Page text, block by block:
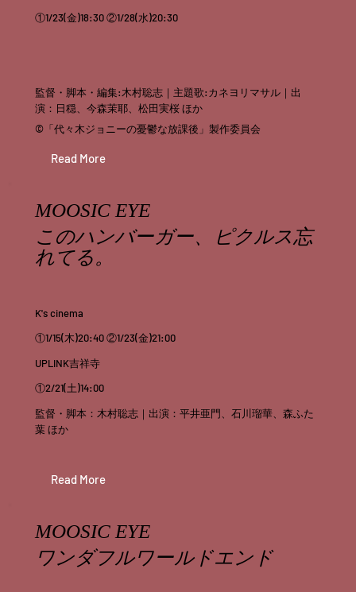
①1/23(金)18:30 ②1/28(水)20:30
監督・脚本・編集:木村聡志｜主題歌:カネヨリマサル｜出
演：日穏、今森茉耶、松田実桜 ほか
©️「代々木ジョニーの憂鬱な放課後」製作委員会
Read More
MOOSIC EYE
このハンバーガー、ピクルス忘
れてる。
K's cinema
①1/15(木)20:40 ②1/23(金)21:00
UPLINK吉祥寺
①2/21(土)14:00
監督・脚本：木村聡志｜出演：平井亜門、石川瑠華、森ふた
葉 ほか
Read More
MOOSIC EYE
ワンダフルワールドエンド